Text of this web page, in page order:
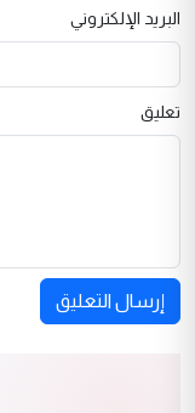
البريد الإلكتروني
تعليق
إرسال التعليق